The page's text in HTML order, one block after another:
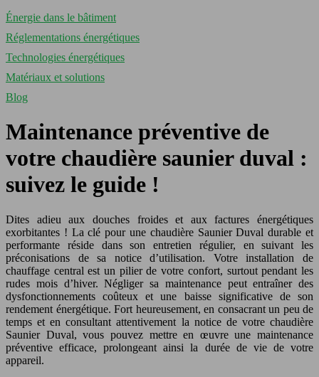
Énergie dans le bâtiment
Réglementations énergétiques
Technologies énergétiques
Matériaux et solutions
Blog
Maintenance préventive de
votre chaudière saunier duval :
suivez le guide !
Dites adieu aux douches froides et aux factures énergétiques
exorbitantes ! La clé pour une chaudière Saunier Duval durable et
performante réside dans son entretien régulier, en suivant les
préconisations de sa notice d’utilisation. Votre installation de
chauffage central est un pilier de votre confort, surtout pendant les
rudes mois d’hiver. Négliger sa maintenance peut entraîner des
dysfonctionnements coûteux et une baisse significative de son
rendement énergétique. Fort heureusement, en consacrant un peu de
temps et en consultant attentivement la notice de votre chaudière
Saunier Duval, vous pouvez mettre en œuvre une maintenance
préventive efficace, prolongeant ainsi la durée de vie de votre
appareil.